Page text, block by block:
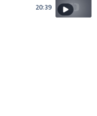
20:39